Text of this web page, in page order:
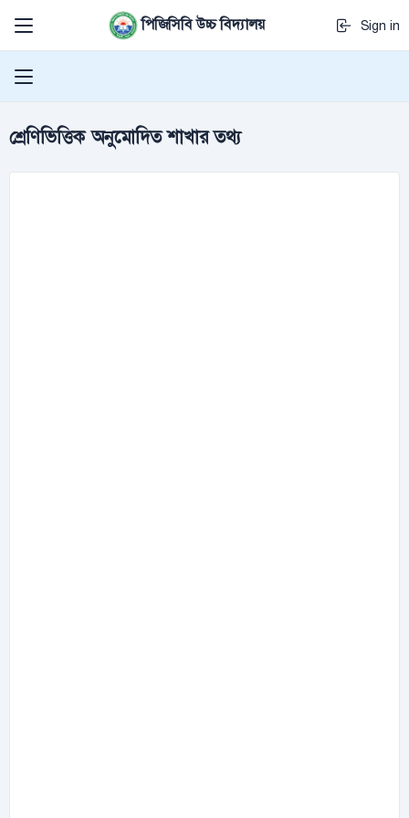
পিজিসিবি উচ্চ বিদ্যালয় Sign in
শ্রেণিভিত্তিক অনুমোদিত শাখার তথ্য